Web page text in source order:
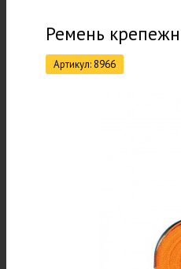
Ремень
Артикул: 8966